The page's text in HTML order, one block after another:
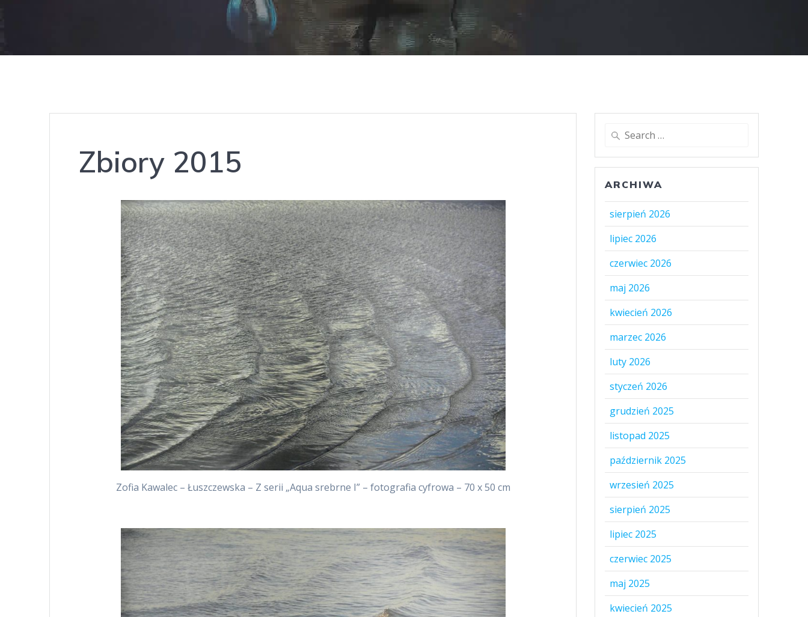
Zbiory 2015
Zofia Kawalec – Łuszczewska – Z serii „Aqua srebrne I” – fotografia cyfrowa – 70 x 50 cm
Search
ARCHIWA
sierpień 2026
lipiec 2026
czerwiec 2026
maj 2026
kwiecień 2026
marzec 2026
luty 2026
styczeń 2026
grudzień 2025
listopad 2025
październik 2025
wrzesień 2025
sierpień 2025
lipiec 2025
czerwiec 2025
maj 2025
kwiecień 2025